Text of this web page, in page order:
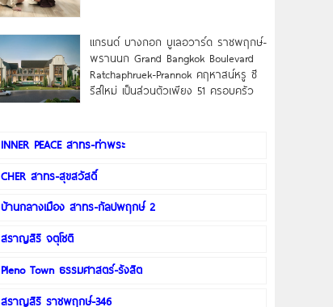
แกรนด์ บางกอก บูเลอวาร์ด ราชพฤกษ์-
พรานนก Grand Bangkok Boulevard
Ratchaphruek-Prannok คฤหาสน์หรู ซี
รีส์ใหม่ เป็นส่วนตัวเพียง 51 ครอบครัว
INNER PEACE สาทร-ท่าพระ
CHER สาทร-สุขสวัสดิ์
บ้านกลางเมือง สาทร-กัลปพฤกษ์ 2
สราญสิริ จตุโชติ
Pleno Town ธรรมศาสตร์-รังสิต
สราญสิริ ราชพฤกษ์-346